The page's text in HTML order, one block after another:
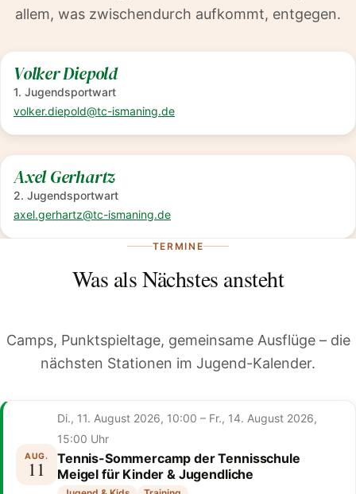
allem, was zwischendurch aufkommt, entgegen.
Volker Diepold
1. Jugendsportwart
volker.diepold@tc-ismaning.de
Axel Gerhartz
2. Jugendsportwart
axel.gerhartz@tc-ismaning.de
TERMINE
Was als Nächstes ansteht
Camps, Punktspieltage, gemeinsame Ausflüge – die
nächsten Stationen im Jugend-Kalender.
AUG.
11
Di., 11. August 2026, 10:00 – Fr., 14. August 2026,
15:00 Uhr
Tennis-Sommercamp der Tennisschule
Meigel für Kinder & Jugendliche